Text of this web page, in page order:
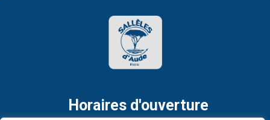
Horaires d'ouverture